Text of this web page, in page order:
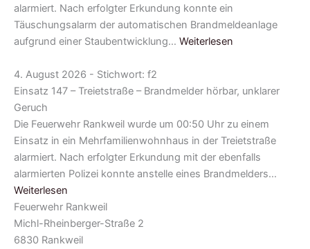
alarmiert. Nach erfolgter Erkundung konnte ein
Täuschungsalarm der automatischen Brandmeldeanlage
aufgrund einer Staubentwicklung… Weiterlesen
4. August 2026 - Stichwort: f2
Einsatz 147 – Treietstraße – Brandmelder hörbar, unklarer
Geruch
Die Feuerwehr Rankweil wurde um 00:50 Uhr zu einem
Einsatz in ein Mehrfamilienwohnhaus in der Treietstraße
alarmiert. Nach erfolgter Erkundung mit der ebenfalls
alarmierten Polizei konnte anstelle eines Brandmelders…
Weiterlesen
Feuerwehr Rankweil
Michl-Rheinberger-Straße 2
6830 Rankweil